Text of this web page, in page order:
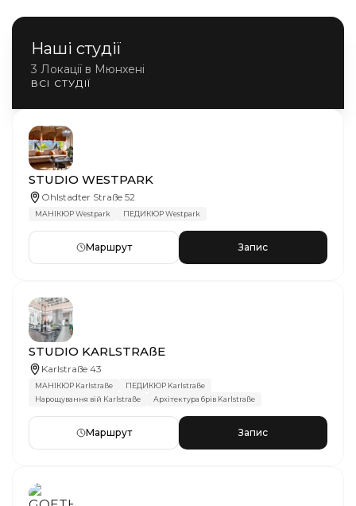
Наші студії
3 Локації в Мюнхені
ВСІ СТУДІЇ
STUDIO WESTPARK
Ohlstadter Straße 52
МАНІКЮР Westpark ПЕДИКЮР Westpark
Маршрут Запис
STUDIO KARLSTRAßE
Karlstraße 43
МАНІКЮР Karlstraße
ПЕДИКЮР Karlstraße
Нарощування вій Karlstraße
Архітектура брів Karlstraße
Маршрут Запис